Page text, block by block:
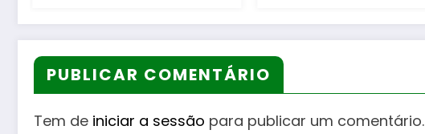
PUBLICAR COMENTÁRIO
Tem de iniciar a sessão para publicar um comentário.